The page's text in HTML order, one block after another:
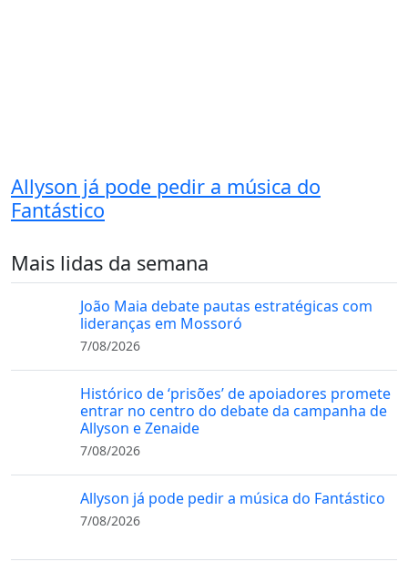
Allyson já pode pedir a música do
Fantástico
Mais lidas da semana
João Maia debate pautas estratégicas com
lideranças em Mossoró
7/08/2026
Histórico de ‘prisões’ de apoiadores promete
entrar no centro do debate da campanha de
Allyson e Zenaide
7/08/2026
Allyson já pode pedir a música do Fantástico
7/08/2026